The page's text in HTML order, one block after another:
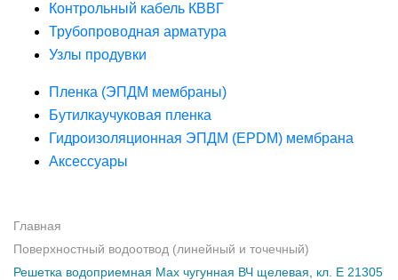
Контрольный кабель КВВГ
Трубопроводная арматура
Узлы продувки
Пленка (ЭПДМ мембраны)
Бутилкаучуковая пленка
Гидроизоляционная ЭПДМ (EPDM) мембрана
Аксессуары
Главная
Поверхностный водоотвод (линейный и точечный)
Решетка водоприемная Max чугунная ВЧ щелевая, кл. Е 21305